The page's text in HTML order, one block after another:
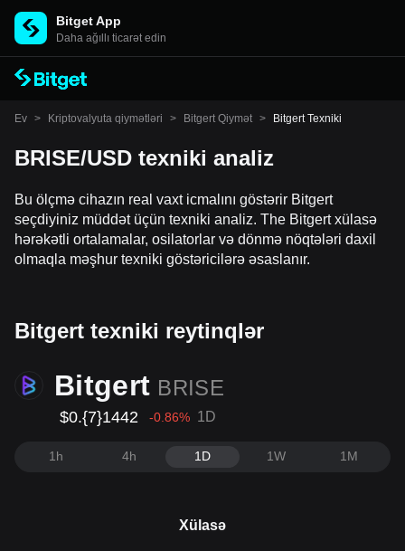
Bitget App
Daha ağıllı ticarət edin
Ev > Kriptovalyuta qiymətləri > Bitgert Qiymət > Bitgert Texniki
BRISE/USD texniki analiz
Bu ölçmə cihazın real vaxt icmalını göstərir Bitgert
seçdiyiniz müddət üçün texniki analiz. The Bitgert xülasə
hərəkətli ortalamalar, osilatorlar və dönmə nöqtələri daxil
olmaqla məşhur texniki göstəricilərə əsaslanır.
Bitgert texniki reytinqlər
Bitgert BRISE
$0.{7}1442 -0.86% 1D
1h 4h 1D 1W 1M
Xülasə